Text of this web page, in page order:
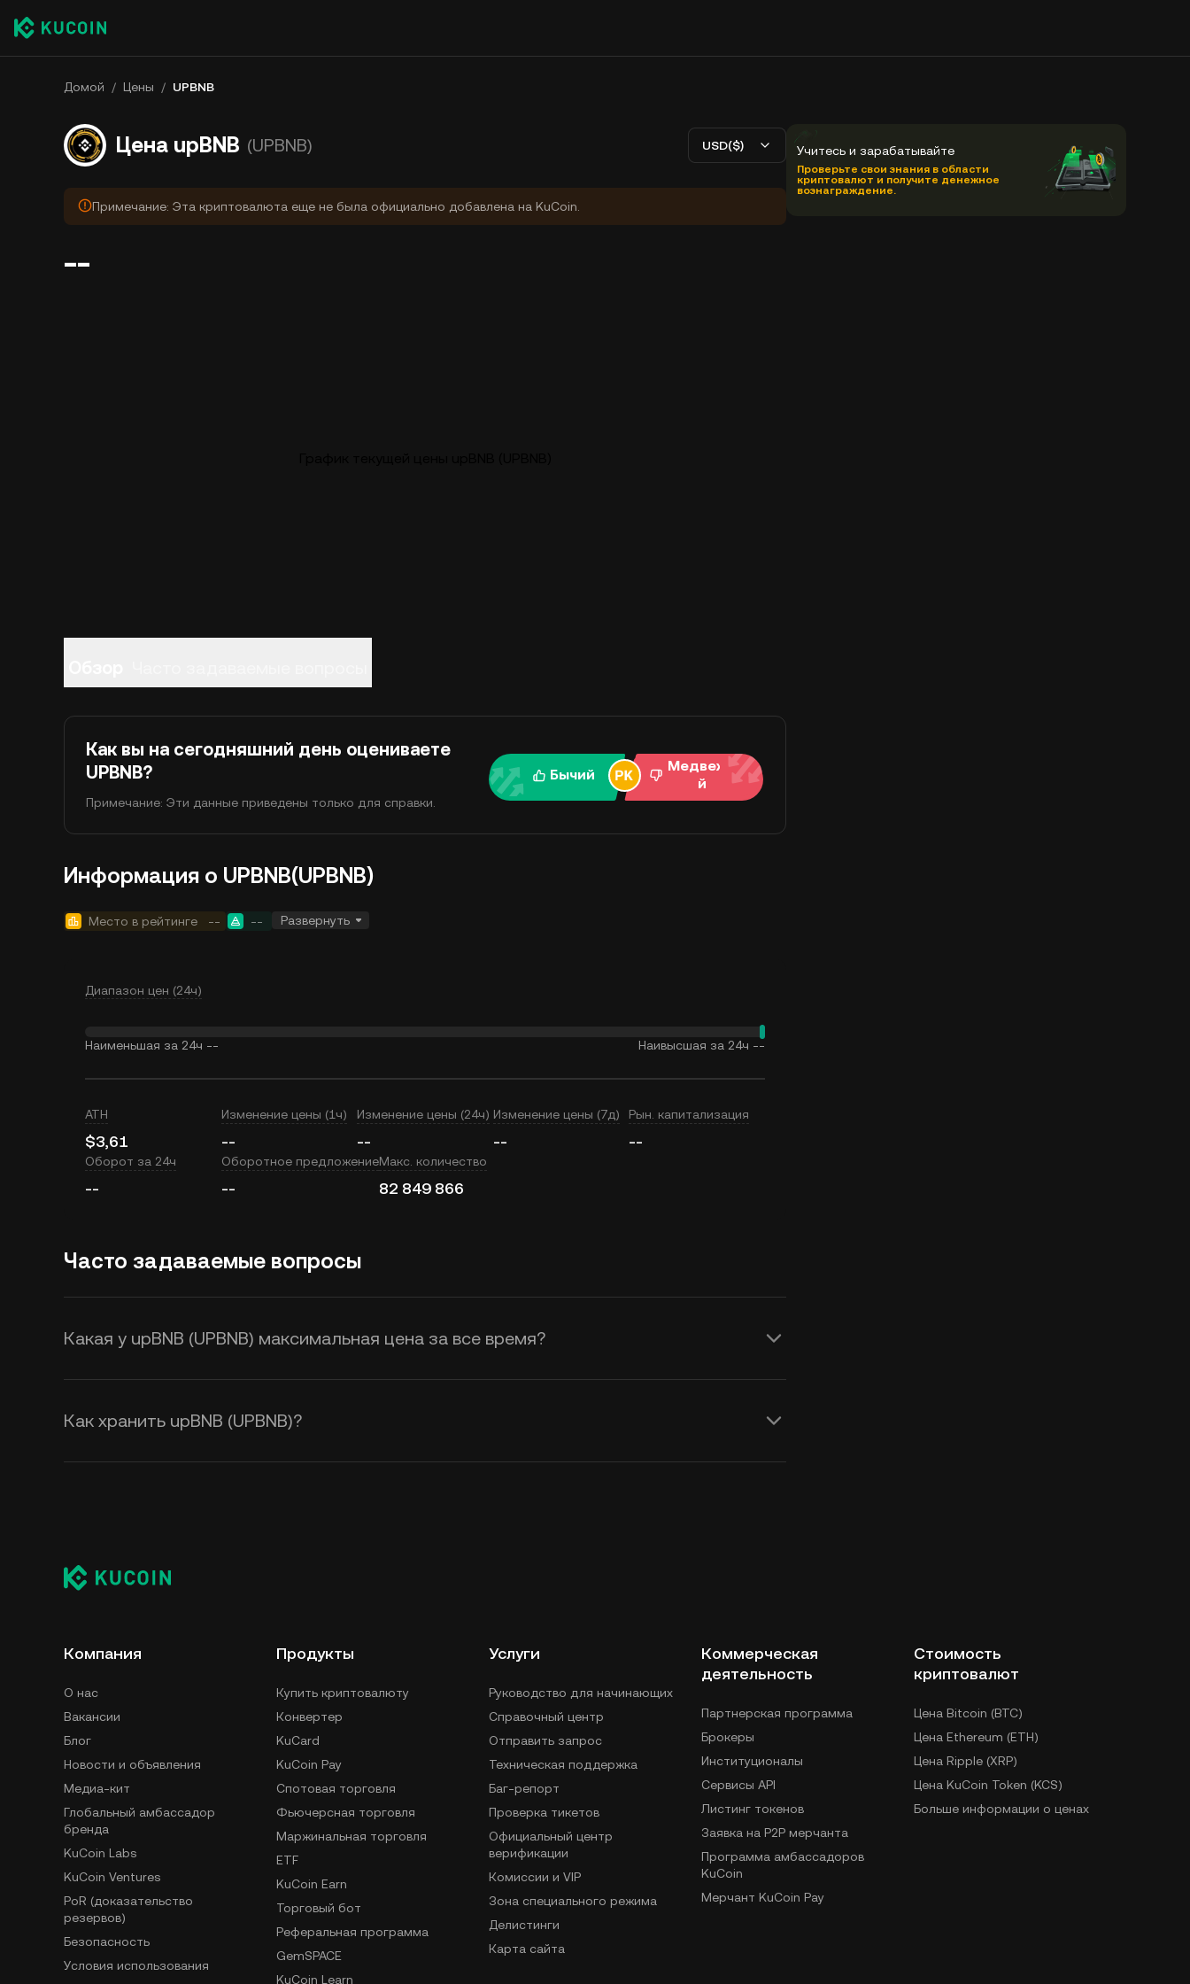
Домой / Цены / UPBNB
Цена upBNB (UPBNB) USD($)
Примечание: Эта криптовалюта еще не была официально добавлена на KuCoin.
--
Как вы на сегодняшний день оцениваете
UPBNB?
Примечание: Эти данные приведены только для справки.
Бычий
Медвежи
й
Информация о UPBNB(UPBNB)
Место в рейтинге -- -- Развернуть
Диапазон цен (24ч)
Наименьшая за 24ч -- Наивысшая за 24ч --
ATH
$3,61
Изменение цены (1ч)
--
Изменение цены (24ч)
--
Изменение цены (7д)
--
Рын. капитализация
--
Оборот за 24ч
--
Оборотное предложение
--
Макс. количество
82 849 866
Часто задаваемые вопросы
Какая у upBNB (UPBNB) максимальная цена за все время?
Как хранить upBNB (UPBNB)?
Учитесь и зарабатывайте
Проверьте свои знания в области
криптовалют и получите денежное
вознаграждение.
Компания
О нас
Вакансии
Блог
Новости и объявления
Медиа-кит
Глобальный амбассадор
бренда
KuCoin Labs
KuCoin Ventures
PoR (доказательство
резервов)
Безопасность
Условия использования
Продукты
Купить криптовалюту
Конвертер
KuCard
KuCoin Pay
Спотовая торговля
Фьючерсная торговля
Маржинальная торговля
ETF
KuCoin Earn
Торговый бот
Реферальная программа
GemSPACE
KuCoin Learn
Услуги
Руководство для начинающих
Справочный центр
Отправить запрос
Техническая поддержка
Баг-репорт
Проверка тикетов
Официальный центр
верификации
Комиссии и VIP
Зона специального режима
Делистинги
Карта сайта
Коммерческая
деятельность
Партнерская программа
Брокеры
Институционалы
Сервисы API
Листинг токенов
Заявка на P2P мерчанта
Программа амбассадоров
KuCoin
Мерчант KuCoin Pay
Стоимость
криптовалют
Цена Bitcoin (BTC)
Цена Ethereum (ETH)
Цена Ripple (XRP)
Цена KuCoin Token (KCS)
Больше информации о ценах